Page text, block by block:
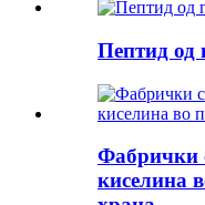
Пептид од
Фабрички
киселина